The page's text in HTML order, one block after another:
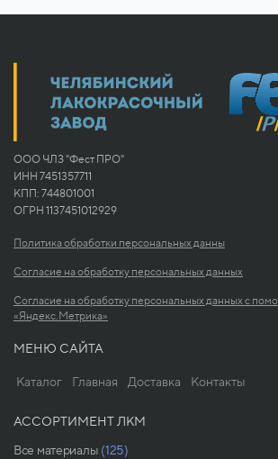
ООО ЧЛЗ "Фест ПРО"
ИНН 7451357711
КПП: 744801001
ОГРН 1137451012929
Политика обработки персональных данны
Согласие на обработку персональных данных
Согласие на обработку персональных данных с
«Яндекс.Метрика»
МЕНЮ САЙТА
Каталог Главная Доставка Контакты
АССОРТИМЕНТ ЛКМ
Все материалы (125)